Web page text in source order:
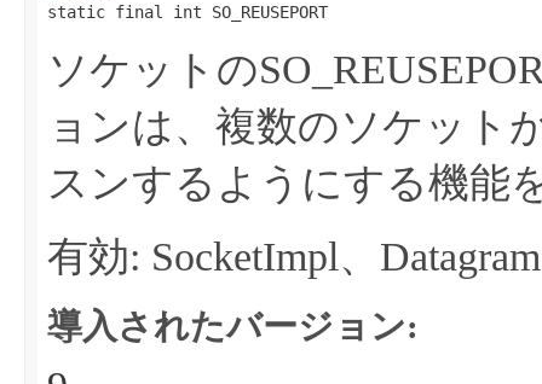
static final int SO_REUSEPORT
ソケットの
ョンは、複数のソケット
スンするようにする機能
有効: SocketImpl、
導入されたバージョン: